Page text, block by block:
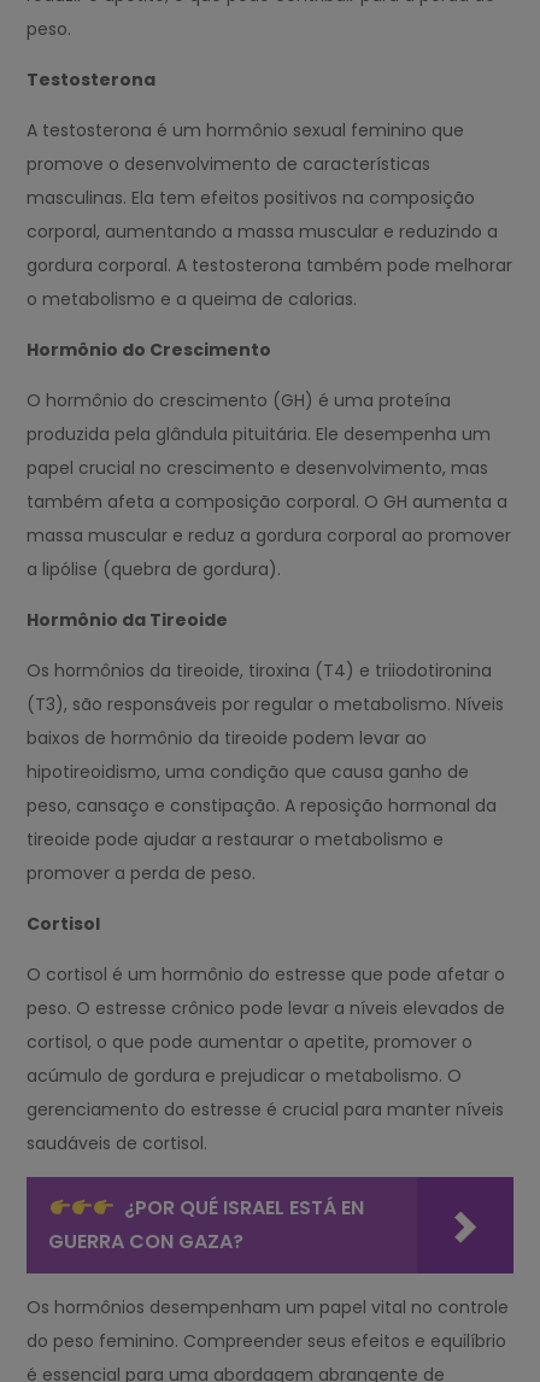
peso.
Testosterona
A testosterona é um hormônio sexual feminino que
promove o desenvolvimento de características
masculinas. Ela tem efeitos positivos na composição
corporal, aumentando a massa muscular e reduzindo a
gordura corporal. A testosterona também pode melhorar
o metabolismo e a queima de calorias.
Hormônio do Crescimento
O hormônio do crescimento (GH) é uma proteína
produzida pela glândula pituitária. Ele desempenha um
papel crucial no crescimento e desenvolvimento, mas
também afeta a composição corporal. O GH aumenta a
massa muscular e reduz a gordura corporal ao promover
a lipólise (quebra de gordura).
Hormônio da Tireoide
Os hormônios da tireoide, tiroxina (T4) e triiodotironina
(T3), são responsáveis por regular o metabolismo. Níveis
baixos de hormônio da tireoide podem levar ao
hipotireoidismo, uma condição que causa ganho de
peso, cansaço e constipação. A reposição hormonal da
tireoide pode ajudar a restaurar o metabolismo e
promover a perda de peso.
Cortisol
O cortisol é um hormônio do estresse que pode afetar o
peso. O estresse crônico pode levar a níveis elevados de
cortisol, o que pode aumentar o apetite, promover o
acúmulo de gordura e prejudicar o metabolismo. O
gerenciamento do estresse é crucial para manter níveis
saudáveis de cortisol.
¿POR QUÉ ISRAEL ESTÁ EN
GUERRA CON GAZA?
Os hormônios desempenham um papel vital no controle
do peso feminino. Compreender seus efeitos e equilíbrio
é essencial para uma abordagem abrangente de